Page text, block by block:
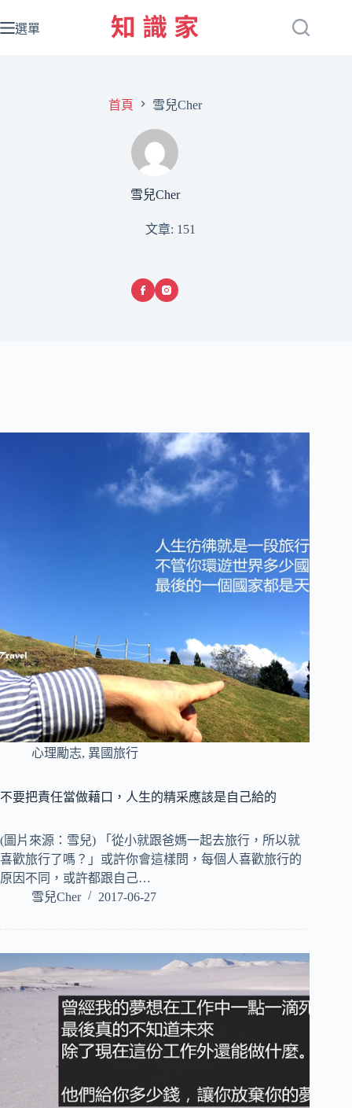
至 選單
首頁 雪兒Cher
雪兒Cher
文章: 151
心理勵志, 異國旅行
不要把責任當做藉口，人生的精采應該是自己給的
(圖片來源：雪兒) 「從小就跟爸媽一起去旅行，所以就
喜歡旅行了嗎？」或許你會這樣問，每個人喜歡旅行的
原因不同，或許都跟自己…
雪兒Cher
2017-06-27